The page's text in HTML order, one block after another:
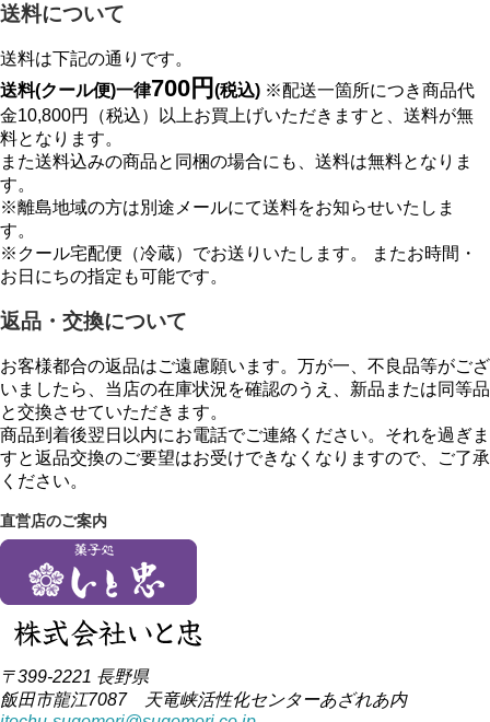
送料について
送料は下記の通りです。
送料(クール便)一律700円 (税込) ※配送一箇所につき商品代
金10,800円（税込）以上お買上げいただきますと、送料が無
料となります。
また送料込みの商品と同梱の場合にも、送料は無料となりま
す。
※離島地域の方は別途メールにて送料をお知らせいたしま
す。
※クール宅配便（冷蔵）でお送りいたします。 またお時間・
お日にちの指定も可能です。
返品・交換について
お客様都合の返品はご遠慮願います。万が一、不良品等がござ
いましたら、当店の在庫状況を確認のうえ、新品または同等品
と交換させていただきます。
商品到着後翌日以内にお電話でご連絡ください。それを過ぎま
すと返品交換のご要望はお受けできなくなりますので、ご了承
ください。
直営店のご案内
〒399-2221 長野県
飯田市龍江7087 天竜峡活性化センターあざれあ内